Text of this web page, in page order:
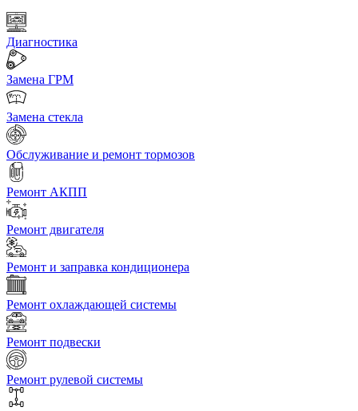
Диагностика
Замена ГРМ
Замена стекла
Обслуживание и ремонт тормозов
Ремонт АКПП
Ремонт двигателя
Ремонт и заправка кондиционера
Ремонт охлаждающей системы
Ремонт подвески
Ремонт рулевой системы